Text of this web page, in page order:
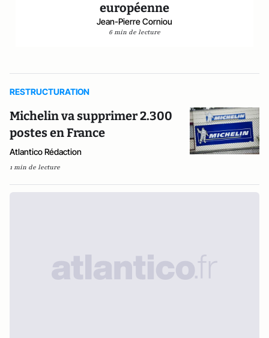
européenne
Jean-Pierre Corniou
6 min de lecture
RESTRUCTURATION
Michelin va supprimer 2.300
postes en France
Atlantico Rédaction
1 min de lecture